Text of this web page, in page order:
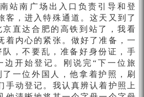
站南广场出入口负责引导和登
客，进入特殊通道。这天又到了
直达合肥的高铁到站了，我看
着内心的紧张。做好了准备，一
，不要乱，准备好身份证，手
边开始登记。刚说完“下一位旅
一位外国人，他拿着护照，刷
手动登记。我认真辨认着护照上